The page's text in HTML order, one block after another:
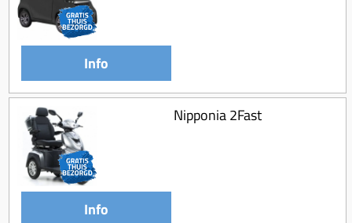
Info
Nipponia 2Fast
Info